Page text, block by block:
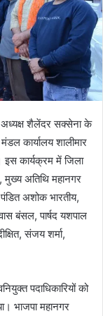
अध्यक्ष शैलेंदर सक्सेना के
कार्यालय शालीमार
इस कार्यक्रम में जिला
मुख्य अतिथि महानगर
पंडित अशोक भारतीय,
बंसल, पार्षद यशपाल
संजय शर्मा,
पदाधिकारियों को
भाजपा महानगर